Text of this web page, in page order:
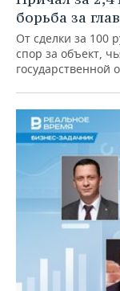
борьба за
От сделки за 100
спор за объект,
государственной